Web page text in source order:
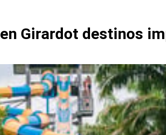
Girardot destinos